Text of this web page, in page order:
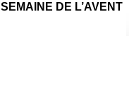
SEMAINE DE L’AVENT